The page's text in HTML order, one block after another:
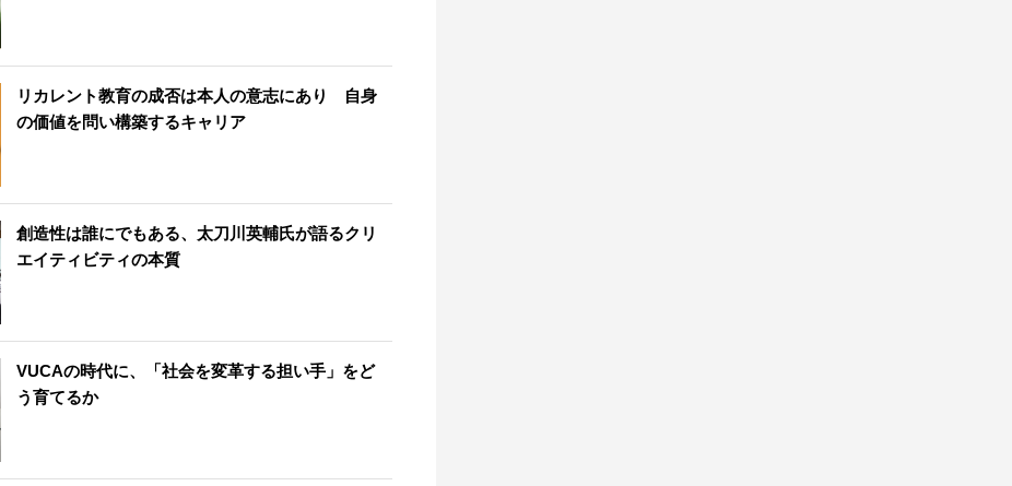
リカレント教育の成否は本人の意志にあり 自身
の価値を問い構築するキャリア
創造性は誰にでもある、太刀川英輔氏が語るクリ
エイティビティの本質
VUCAの時代に、「社会を変革する担い手」をど
う育てるか